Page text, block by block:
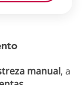
manual, a